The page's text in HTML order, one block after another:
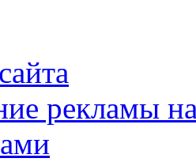
рекламы